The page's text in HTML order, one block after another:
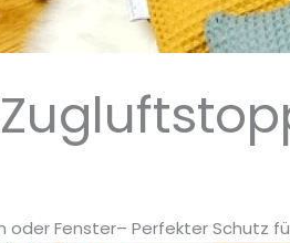
Fenster– Perfekter Schutz